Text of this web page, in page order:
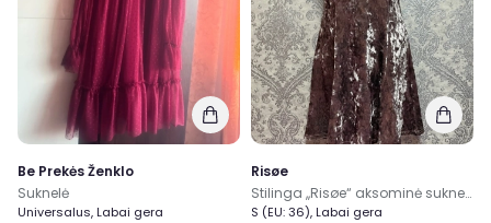
Be Prekės Ženklo
Suknelė
Universalus, Labai gera
Risøe
Stilinga ,,Risøe“ aksominė suknelė su atvira nugara
S (EU: 36), Labai gera